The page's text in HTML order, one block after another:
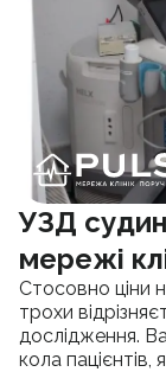
УЗД судин
мережі
Стосовно ціни
трохи
дослідження.
кола пацієнтів,